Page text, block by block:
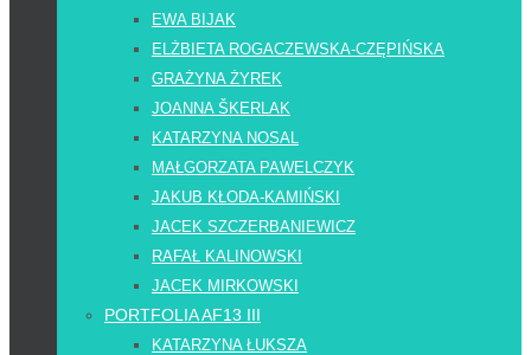
EWA BIJAK
ELŻBIETA ROGACZEWSKA-CZĘPIŃSKA
GRAŻYNA ŻYREK
JOANNA ŠKERLAK
KATARZYNA NOSAL
MAŁGORZATA PAWELCZYK
JAKUB KŁODA-KAMIŃSKI
JACEK SZCZERBANIEWICZ
RAFAŁ KALINOWSKI
JACEK MIRKOWSKI
PORTFOLIA AF13 III
KATARZYNA ŁUKSZA